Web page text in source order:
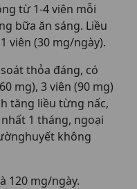
từ 1-4 viên mỗi
bữa ăn sáng. Liều
viên (30 mg/ngày).
thỏa đáng, có
mg), 3 viên (90 mg)
tăng liều từng nấc,
1 tháng, ngoại
không
120 mg/ngày.